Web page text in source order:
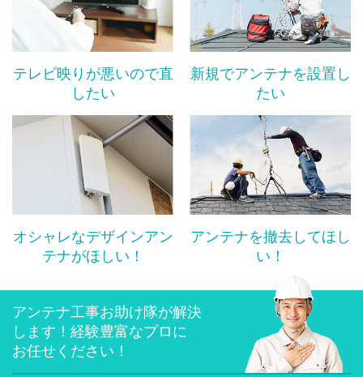
テレビ映りが悪いので直
したい
新規でアンテナを設置し
たい
オシャレなデザインアン
テナがほしい！
アンテナを撤去してほし
い！
アンテナ工事お助け隊が解決
します！経験豊富なプロに
お任せください！